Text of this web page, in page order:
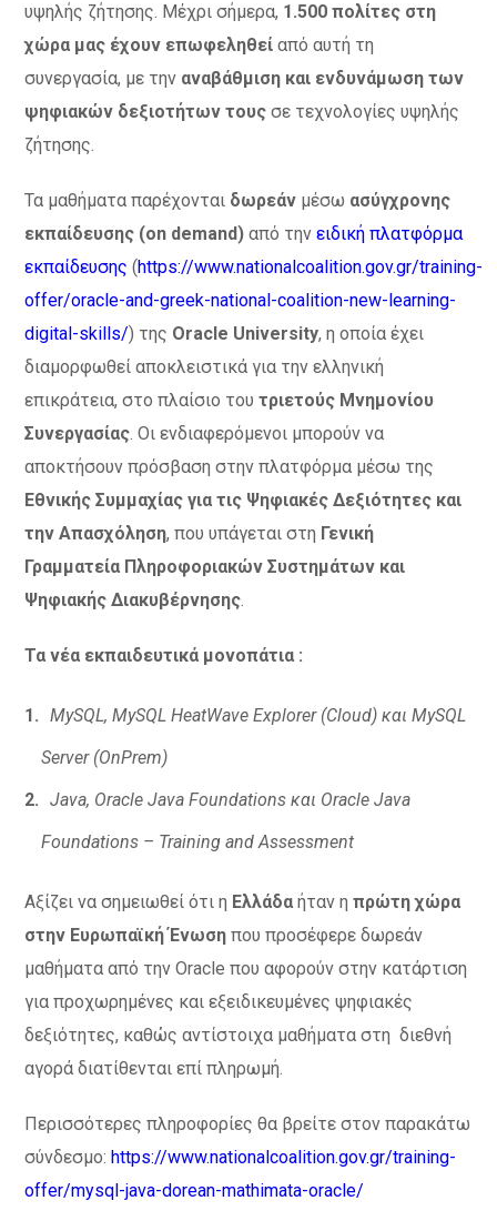
υψηλής ζήτησης. Μέχρι σήμερα, 1.500 πολίτες στη
χώρα μας έχουν επωφεληθεί από αυτή τη
συνεργασία, με την αναβάθμιση και ενδυνάμωση των
ψηφιακών δεξιοτήτων τους σε τεχνολογίες υψηλής
ζήτησης.
Τα μαθήματα παρέχονται δωρεάν μέσω ασύγχρονης
εκπαίδευσης (on demand) από τηνειδική πλατφόρμα
εκπαίδευσης (https://www.nationalcoalition.gov.gr/training-
offer/oracle-and-greek-national-coalition-new-learning-
digital-skills/) της Oracle University, η οποία έχει
διαμορφωθεί αποκλειστικά για την ελληνική
επικράτεια, στο πλαίσιο τουτριετούς Μνημονίου
Συνεργασίας. Οι ενδιαφερόμενοι μπορούν να
αποκτήσουν πρόσβαση στην πλατφόρμα μέσω της
Εθνικής Συμμαχίας για τις Ψηφιακές Δεξιότητες και
την Απασχόληση, που υπάγεται στη Γενική
Γραμματεία Πληροφοριακών Συστημάτων και
Ψηφιακής Διακυβέρνησης.
Τα νέα εκπαιδευτικά μονοπάτια :
MySQL, MySQL HeatWave Explorer (Cloud)και MySQL
Server (OnPrem)
Java, Oracle Java Foundationsκαι Oracle Java
Foundations – Training and Assessment
Αξίζει να σημειωθεί ότι η Ελλάδα ήταν ηπρώτη χώρα
στην Ευρωπαϊκή Ένωση που προσέφερε δωρεάν
μαθήματα από την Oracle που αφορούν στην κατάρτιση
για προχωρημένες και εξειδικευμένες ψηφιακές
δεξιότητες, καθώς αντίστοιχα μαθήματα στη διεθνή
αγορά διατίθενται επί πληρωμή.
Περισσότερες πληροφορίες θα βρείτε στον παρακάτω
σύνδεσμο:https://www.nationalcoalition.gov.gr/training-
offer/mysql-java-dorean-mathimata-oracle/